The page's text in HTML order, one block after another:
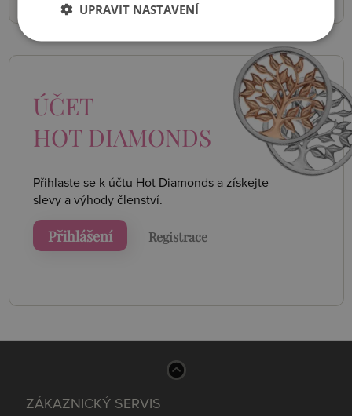
ÚČET
HOT DIAMONDS
Přihlaste se k účtu Hot Diamonds a získejte
slevy a výhody členství.
Přihlášení Registrace
ZÁKAZNICKÝ SERVIS
UPRAVIT NASTAVENÍ